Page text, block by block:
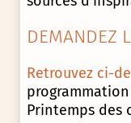
DEMANDEZ
Retrouvez ci-
Printemps des